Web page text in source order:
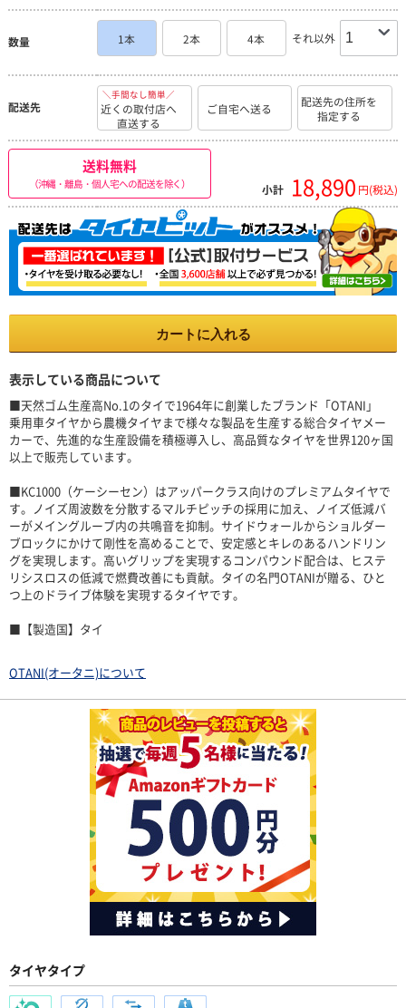
数量 1本 2本 4本 それ以外
配送先
＼手間なし簡単／
近くの取付店へ
直送する
ご自宅へ送る
配送先の住所を
指定する
送料無料
（沖縄・離島・個人宅への配送を除く） 小計 18,890 円(税込)
カートに入れる
表示している商品について
■天然ゴム生産高No.1のタイで1964年に創業したブランド「OTANI」
乗用車タイヤから農機タイヤまで様々な製品を生産する総合タイヤメー
カーで、先進的な生産設備を積極導入し、高品質なタイヤを世界120ヶ国
以上で販売しています。
■KC1000（ケーシーセン）はアッパークラス向けのプレミアムタイヤで
す。ノイズ周波数を分散するマルチピッチの採用に加え、ノイズ低減バ
ーがメイングルーブ内の共鳴音を抑制。サイドウォールからショルダー
ブロックにかけて剛性を高めることで、安定感とキレのあるハンドリン
グを実現します。高いグリップを実現するコンパウンド配合は、ヒステ
リシスロスの低減で燃費改善にも貢献。タイの名門OTANIが贈る、ひと
つ上のドライブ体験を実現するタイヤです。
■【製造国】タイ
OTANI(オータニ)について
タイヤタイプ